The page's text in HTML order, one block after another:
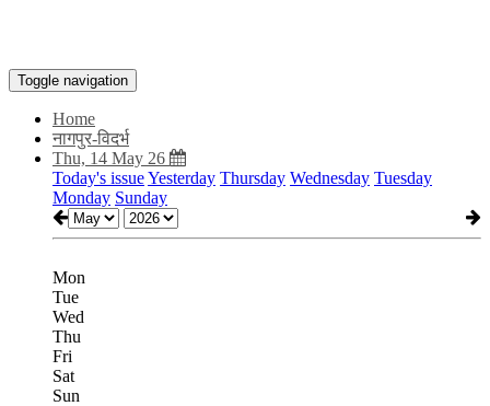
Toggle navigation
Home
नागपुर-विदर्भ
Thu, 14 May 26
Today's issueYesterday Thursday Wednesday Tuesday
Monday Sunday
Mon
Tue
Wed
Thu
Fri
Sat
Sun